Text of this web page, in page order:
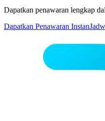
Dapatkan penawaran lengkap
Dapatkan Penawaran Instan